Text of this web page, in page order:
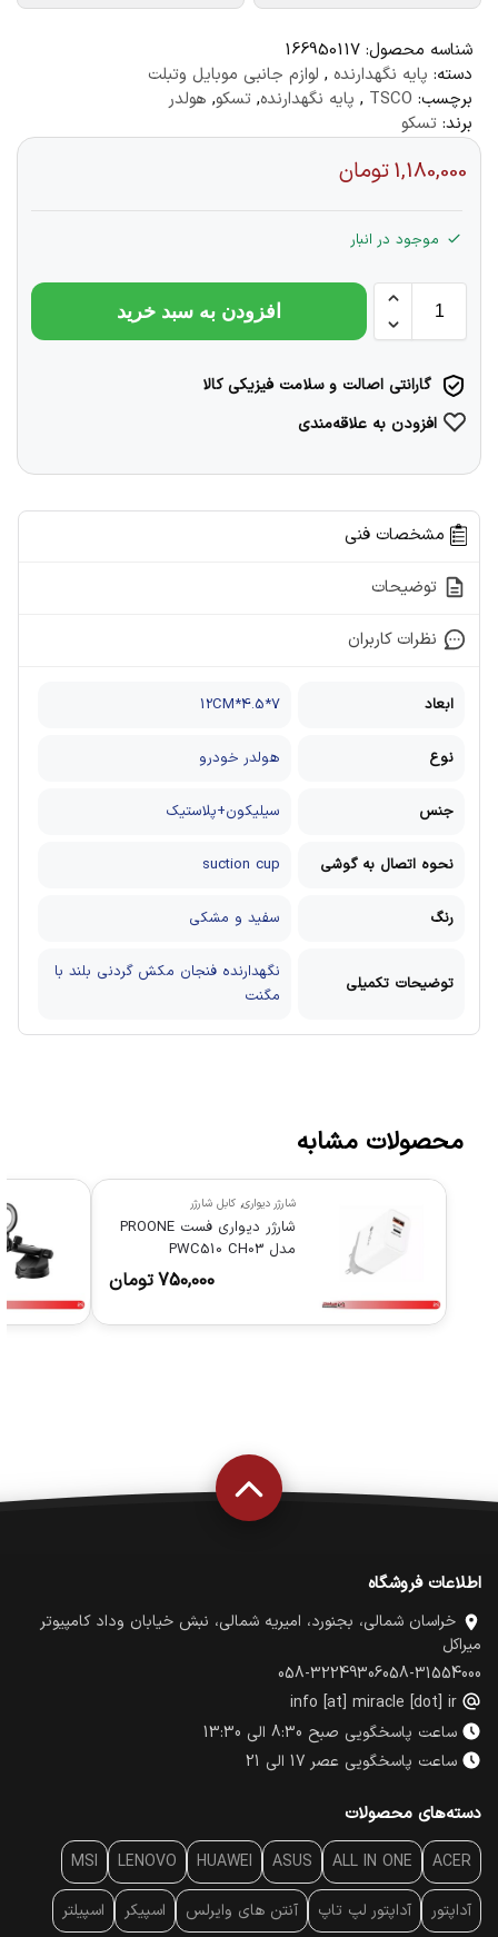
شناسه محصول: 166950117
دسته: پایه نگهدارنده , لوازم جانبی موبایل وتبلت
برچسب: TSCO
, پایه نگهدارنده, تسکو, هولدر
برند: تسکو
1,180,000تومان
موجود در انبار
افزودن به سبد خرید
گارانتی اصالت و سلامت فیزیکی کالا
افزودن به علاقه‌مندی
مشخصات فنی
توضیحات
نظرات کاربران
ابعاد 7*4.5*12CM
نوع هولدر خودرو
جنس سیلیکون+پلاستیک
نحوه اتصال به گوشی suction cup
رنگ سفید و مشکی
توضیحات تکمیلی
نگهدارنده فنجان مکش گردنی بلند با
مگنت
محصولات مشابه
شارژر دیواری, کابل شارژر
شارژر دیواری فست PROONE
مدل PWC510 CH03
750,000تومان
اطلاعات فروشگاه
خراسان شمالی، بجنورد، امیریه شمالی، نبش خیابان وداد کامپیوتر
میراکل
058-31554000
058-32249306
info [at] miracle [dot] ir
ساعت پاسخگویی صبح 8:30 الی 13:30
ساعت پاسخگویی عصر 17 الی 21
دسته‌های محصولات
ACER
ALL IN ONE
ASUS
HUAWEI
LENOVO
MSI
آداپتور آداپتور لپ تاپ آنتن‌ های وایرلس اسپیکر اسپیلتر